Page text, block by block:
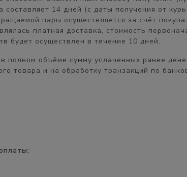
составляет 14 дней (с даты получения от
пары осуществляется за счёт
платная доставка, стоимость
будет осуществлен в течение 10 дней.
в полном объёме сумму уплаченных ранее
товара и на обработку транзакций по